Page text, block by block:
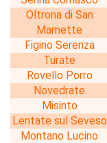
Oltrona di San
Mamette
Figino Serenza
Turate
Rovello Porro
Novedrate
Misinto
Lentate sul Seveso
Montano Lucino